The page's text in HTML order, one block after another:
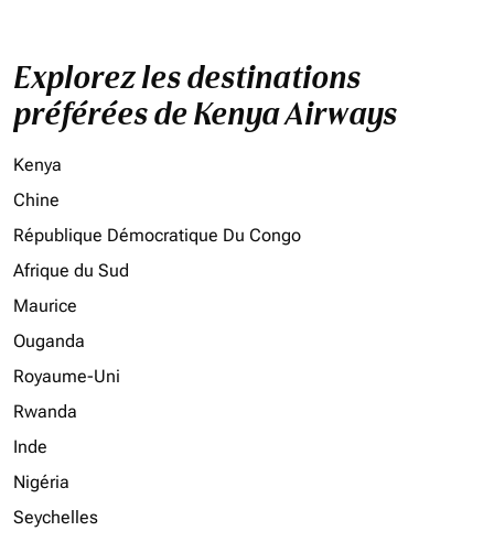
Explorez les destinations
préférées de Kenya Airways
Kenya
Chine
République Démocratique Du Congo
Afrique du Sud
Maurice
Ouganda
Royaume-Uni
Rwanda
Inde
Nigéria
Seychelles